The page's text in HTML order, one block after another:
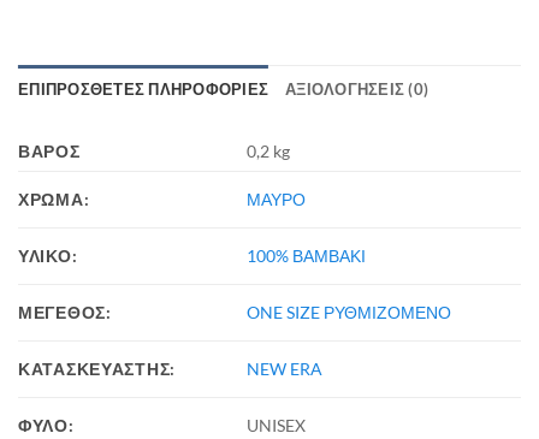
ΕΠΙΠΡΌΣΘΕΤΕΣ ΠΛΗΡΟΦΟΡΊΕΣ ΑΞΙΟΛΟΓΉΣΕΙΣ (0)
ΒΆΡΟΣ 0,2 kg
ΧΡΩΜΑ: ΜΑΥΡΟ
ΥΛΙΚΟ: 100% ΒΑΜΒΑΚΙ
ΜΕΓΕΘΟΣ: ONE SIZE ΡΥΘΜΙΖΟΜΕΝΟ
ΚΑΤΑΣΚΕΥΑΣΤΗΣ: NEW ERA
ΦΥΛΟ: UNISEX